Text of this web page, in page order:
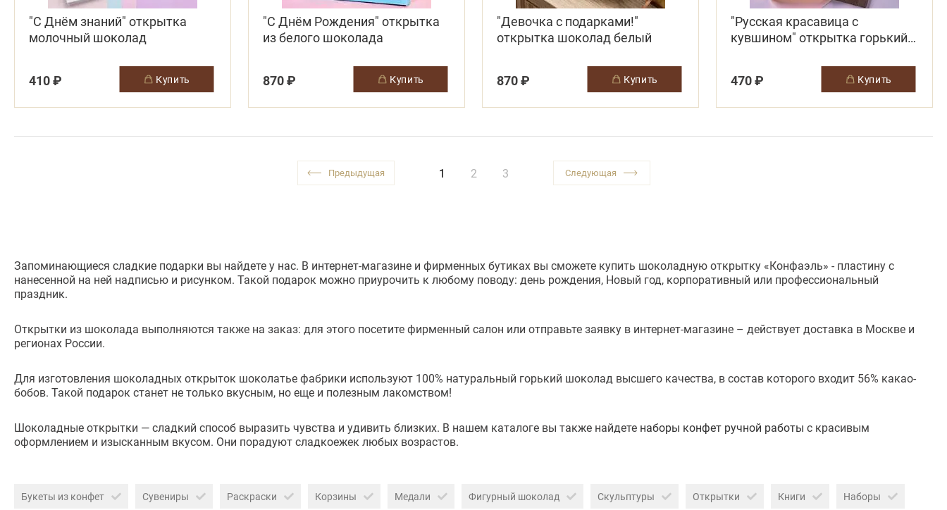
"С Днём знаний" открытка
молочный шоколад
410 ₽ купить
"С Днём Рождения" открытка
из белого шоколада
870 ₽ купить
"Девочка с подарками!"
открытка шоколад белый
870 ₽ купить
"Русская красавица с
кувшином" открытка горький
470 ₽
купить
1 2 3
Запоминающиеся сладкие подарки вы найдете у нас. В интернет-магазине и фирменных бутиках вы сможете купить шоколадную открытку «Конфаэль» - пластину с
нанесенной на ней надписью и рисунком. Такой подарок можно приурочить к любому поводу: день рождения, Новый год, корпоративный или профессиональный
праздник.
Открытки из шоколада выполняются также на заказ: для этого посетите фирменный салон или отправьте заявку в интернет-магазине – действует доставка в Москве и
регионах России.
Для изготовления шоколадных открыток шоколатье фабрики используют 100% натуральный горький шоколад высшего качества, в состав которого входит 56% какао-
бобов. Такой подарок станет не только вкусным, но еще и полезным лакомством!
Шоколадные открытки — сладкий способ выразить чувства и удивить близких. В нашем каталоге вы также найдете наборы конфет ручной работы с красивым
оформлением и изысканным вкусом. Они порадуют сладкоежек любых возрастов.
Букеты из конфет Сувениры Раскраски Корзины Медали Фигурный шоколад Скульптуры Открытки Книги Наборы